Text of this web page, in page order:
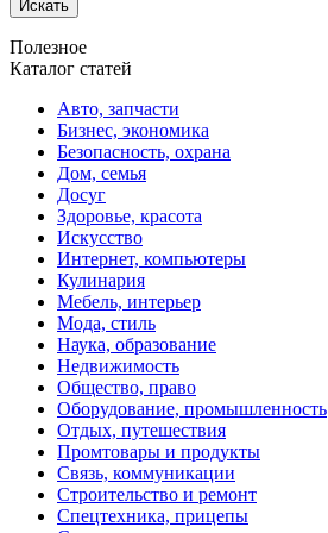
Искать
Полезное
Каталог статей
Авто, запчасти
Бизнес, экономика
Безопасность, охрана
Дом, семья
Досуг
Здоровье, красота
Искусство
Интернет, компьютеры
Кулинария
Мебель, интерьер
Мода, стиль
Наука, образование
Недвижимость
Общество, право
Оборудование, промышленность
Отдых, путешествия
Промтовары и продукты
Связь, коммуникации
Строительство и ремонт
Спецтехника, прицепы